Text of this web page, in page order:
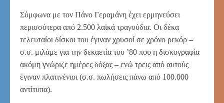
Σύμφωνα με τον Πάνο Γεραμάνη έχει ερμηνεύσει
περισσότερα από 2.500 λαϊκά τραγούδια. Οι δέκα
τελευταίοι δίσκοι του έγιναν χρυσοί σε χρόνο ρεκόρ –
σ.σ. μιλάμε για την δεκαετία του ’80 που η δισκογραφία
ακόμη γνώριζε ημέρες δόξας – ενώ τρεις από αυτούς
έγιναν πλατινένιοι (σ.σ. πωλήσεις πάνω από 100.000
αντίτυπα).